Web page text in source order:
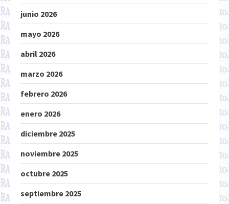
junio 2026
mayo 2026
abril 2026
marzo 2026
febrero 2026
enero 2026
diciembre 2025
noviembre 2025
octubre 2025
septiembre 2025